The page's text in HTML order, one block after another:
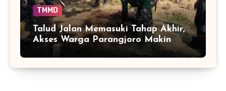
TMMD
Talud Jalan Memasuki Tahap Akhir,
Akses Warga Parangjoro Makin
Terjaga